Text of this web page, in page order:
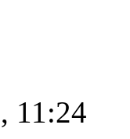
11:24